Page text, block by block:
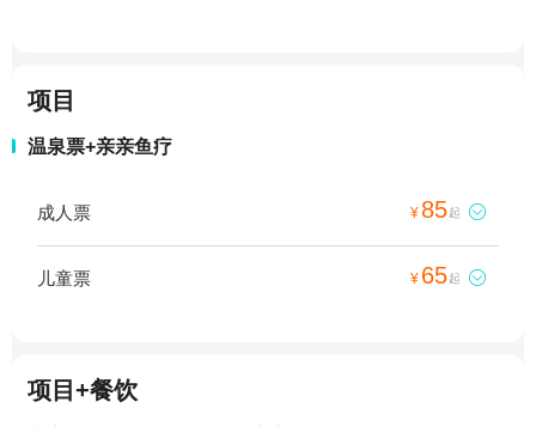
项目
温泉票+亲亲鱼疗
成人票 ¥ 85起 
儿童票 ¥ 65起 
项目+餐饮